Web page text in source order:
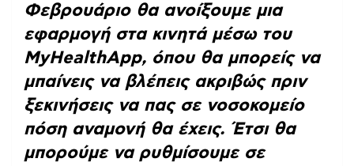
Φεβρουάριο θα ανοίξουμε μια
εφαρμογή στα κινητά μέσω του
MyHealthApp, όπου θα μπορείς να
μπαίνεις να βλέπεις ακριβώς πριν
ξεκινήσεις να πας σε νοσοκομείο
πόση αναμονή θα έχεις. Έτσι θα
μπορούμε να ρυθμίσουμε σε